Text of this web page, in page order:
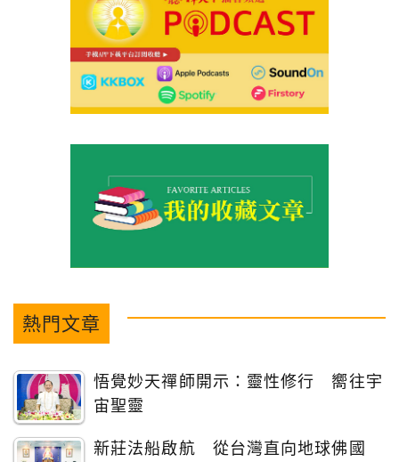
熱門文章
悟覺妙天禪師開示：靈性修行 嚮往宇
宙聖靈
新莊法船啟航 從台灣直向地球佛國